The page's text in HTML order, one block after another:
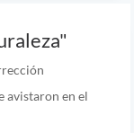
avistaron en el